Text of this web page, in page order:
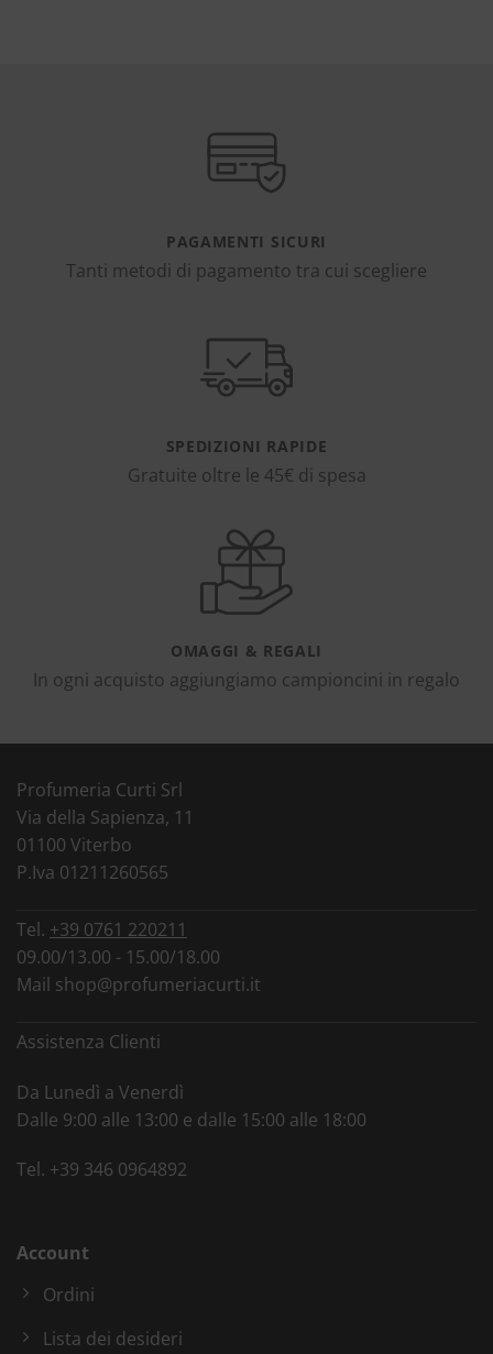
PAGAMENTI SICURI
Tanti metodi di pagamento tra cui scegliere
SPEDIZIONI RAPIDE
Gratuite oltre le 45€ di spesa
OMAGGI & REGALI
In ogni acquisto aggiungiamo campioncini in regalo
Profumeria Curti Srl
Via della Sapienza, 11
01100 Viterbo
P.Iva 01211260565
Tel. +39 0761 220211
09.00/13.00 - 15.00/18.00
Mail shop@profumeriacurti.it
Assistenza Clienti
Da Lunedì a Venerdì
Dalle 9:00 alle 13:00 e dalle 15:00 alle 18:00
Tel. +39 346 0964892
Account
Ordini
Lista dei desideri